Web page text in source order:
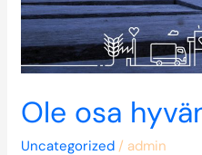
Ole osa
Uncategorized / admin